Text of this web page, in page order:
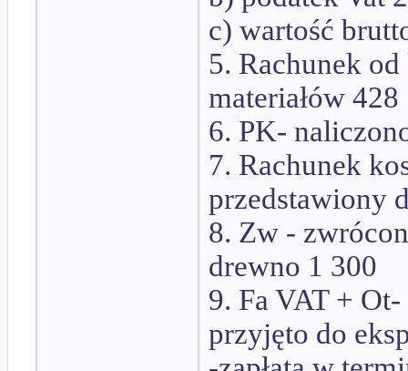
c) wartość
5. Rachunek
materiałów 428
6. PK-
7. Rachunek
przedstawiony
8. Zw -
drewno 1 300
9. Fa VAT +
przyjęto do